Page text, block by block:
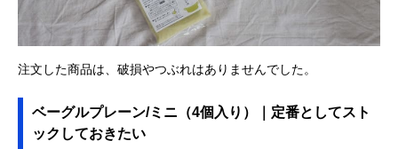
注文した商品は、破損やつぶれはありませんでした。
ベーグルプレーン/ミニ（4個入り）｜定番としてスト
ックしておきたい